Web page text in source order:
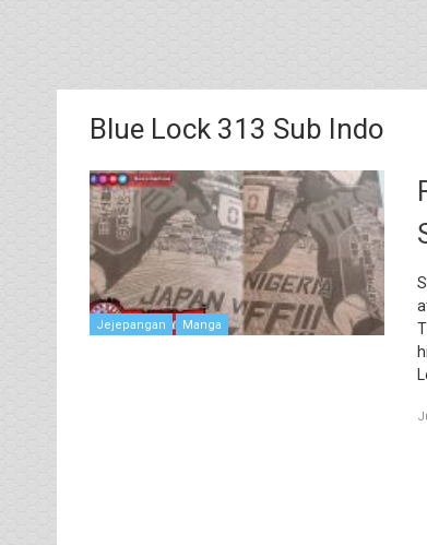
Blue Lock 313 Sub Indo
Jejepangan Manga